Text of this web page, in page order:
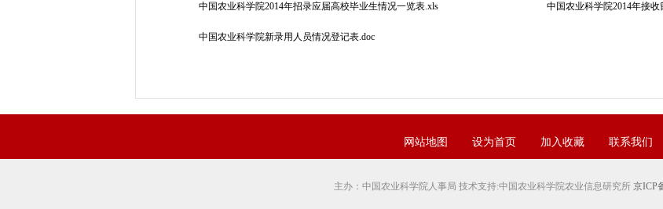
中国农业科学院2014年招录应届高校毕业生情况一览表.xls 中国农业科学院2014年接
中国农业科学院新录用人员情况登记表.doc
网站地图 设为首页 加入收藏 联系我们
主办：中国农业科学院人事局 技术支持:中国农业科学院农业信息研究所 京ICP